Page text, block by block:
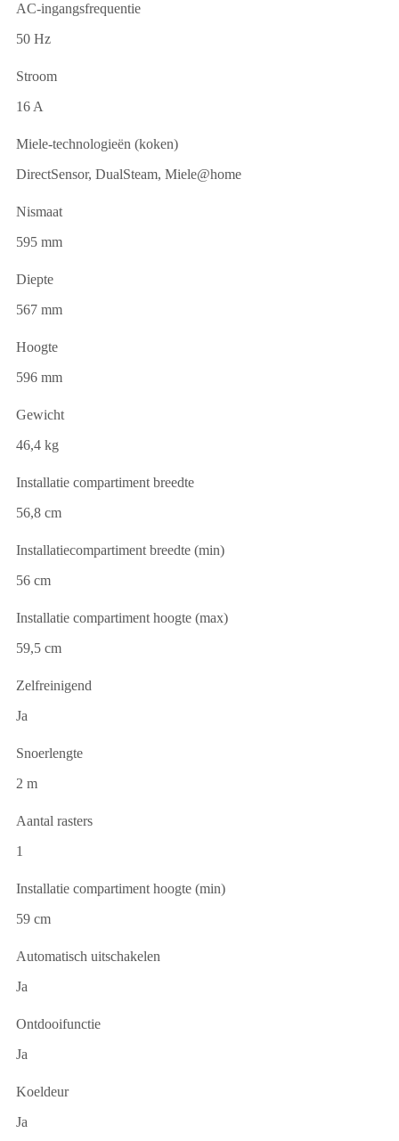
AC-ingangsfrequentie
50 Hz
Stroom
16 A
Miele-technologieën (koken)
DirectSensor, DualSteam, Miele@home
Nismaat
595 mm
Diepte
567 mm
Hoogte
596 mm
Gewicht
46,4 kg
Installatie compartiment breedte
56,8 cm
Installatiecompartiment breedte (min)
56 cm
Installatie compartiment hoogte (max)
59,5 cm
Zelfreinigend
Ja
Snoerlengte
2 m
Aantal rasters
1
Installatie compartiment hoogte (min)
59 cm
Automatisch uitschakelen
Ja
Ontdooifunctie
Ja
Koeldeur
Ja